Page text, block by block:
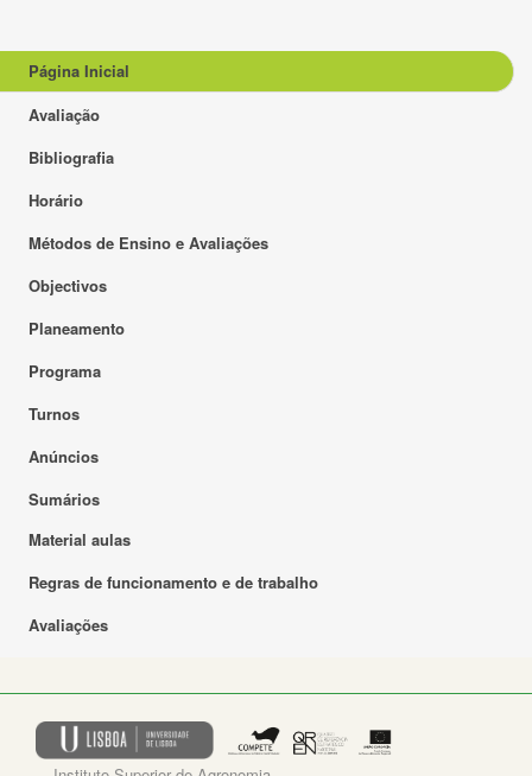
Página Inicial
Avaliação
Bibliografia
Horário
Métodos de Ensino e Avaliações
Objectivos
Planeamento
Programa
Turnos
Anúncios
Sumários
Material aulas
Regras de funcionamento e de trabalho
Avaliações